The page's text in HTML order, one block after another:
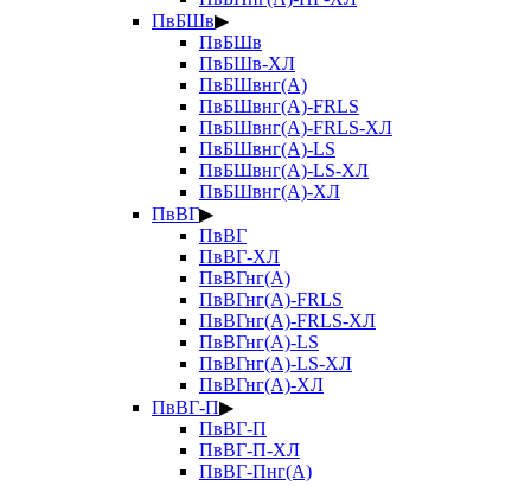
ПвБШв▶
ПвБШв
ПвБШв-ХЛ
ПвБШвнг(А)
ПвБШвнг(А)-FRLS
ПвБШвнг(А)-FRLS-ХЛ
ПвБШвнг(А)-LS
ПвБШвнг(А)-LS-ХЛ
ПвБШвнг(А)-ХЛ
ПвВГ▶
ПвВГ
ПвВГ-ХЛ
ПвВГнг(А)
ПвВГнг(А)-FRLS
ПвВГнг(А)-FRLS-ХЛ
ПвВГнг(А)-LS
ПвВГнг(А)-LS-ХЛ
ПвВГнг(А)-ХЛ
ПвВГ-П▶
ПвВГ-П
ПвВГ-П-ХЛ
ПвВГ-Пнг(А)